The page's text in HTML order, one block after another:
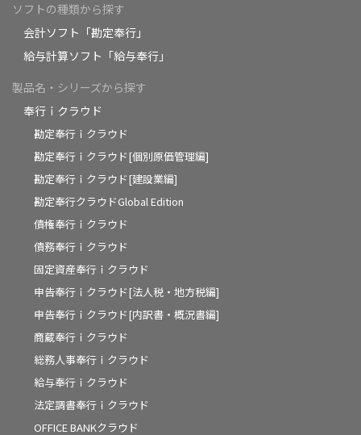
ソフトの種類から探す
会計ソフト「勘定奉行」
給与計算ソフト「給与奉行」
製品名・シリーズから探す
奉行ｉクラウド
勘定奉行ｉクラウド
勘定奉行ｉクラウド[個別原価管理編]
勘定奉行ｉクラウド[建設業編]
勘定奉行クラウドGlobal Edition
債権奉行ｉクラウド
債務奉行ｉクラウド
固定資産奉行ｉクラウド
申告奉行ｉクラウド[法人税・地方税編]
申告奉行ｉクラウド[内訳書・概況書編]
商蔵奉行ｉクラウド
総務人事奉行ｉクラウド
給与奉行ｉクラウド
法定調書奉行ｉクラウド
OFFICE BANKクラウド